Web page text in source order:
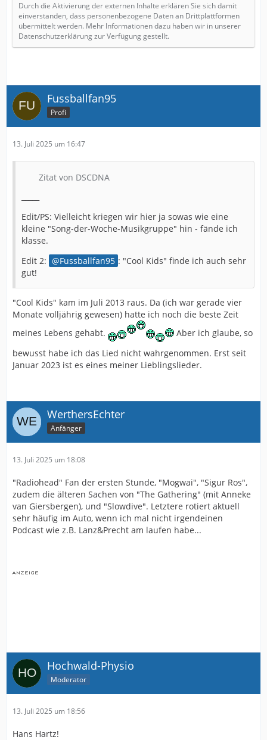
Durch die Aktivierung der externen Inhalte erklären Sie sich damit
einverstanden, dass personenbezogene Daten an Drittplattformen
übermittelt werden. Mehr Informationen dazu haben wir in unserer
Datenschutzerklärung zur Verfügung gestellt.
Fussballfan95
Profi
13. Juli 2025 um 16:47
Zitat von DSCDNA
Edit/PS: Vielleicht kriegen wir hier ja sowas wie eine
kleine "Song-der-Woche-Musikgruppe" hin - fände ich
klasse.
Edit 2:
Fussballfan95 : "Cool Kids" finde ich auch sehr
gut!
"Cool Kids" kam im Juli 2013 raus. Da (ich war gerade vier
Monate volljährig gewesen) hatte ich noch die beste Zeit
meines Lebens gehabt.
Aber ich glaube, so
bewusst habe ich das Lied nicht wahrgenommen. Erst seit
Januar 2023 ist es eines meiner Lieblingslieder.
WerthersEchter
Anfänger
13. Juli 2025 um 18:08
"Radiohead" Fan der ersten Stunde, "Mogwai", "Sigur Ros",
zudem die älteren Sachen von "The Gathering" (mit Anneke
van Giersbergen), und "Slowdive". Letztere rotiert aktuell
sehr häufig im Auto, wenn ich mal nicht irgendeinen
Podcast wie z.B. Lanz&Precht am laufen habe...
Hochwald-Physio
Moderator
13. Juli 2025 um 18:56
Hans Hartz!